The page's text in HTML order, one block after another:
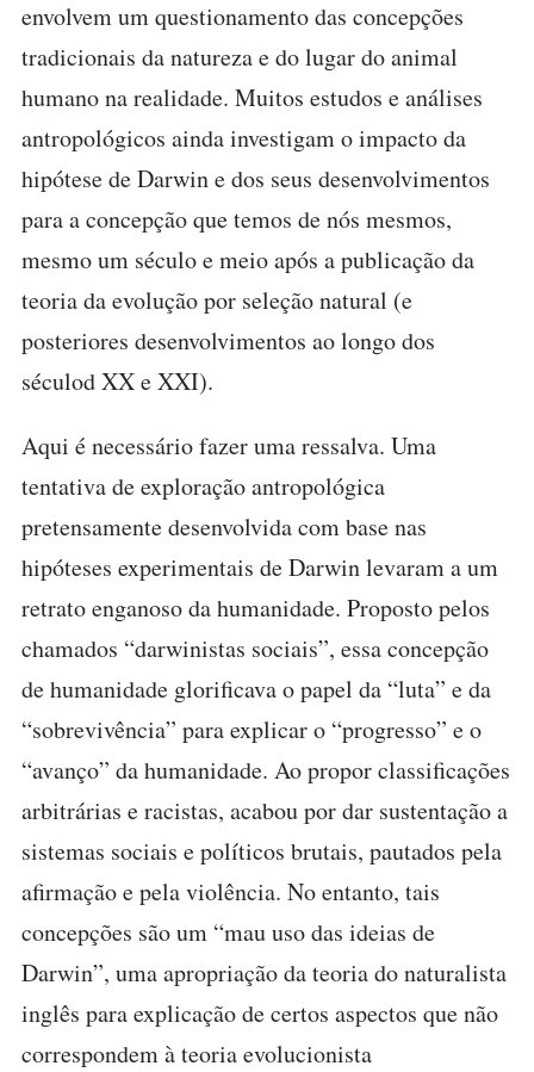
envolvem um questionamento das concepções
tradicionais da natureza e do lugar do animal
humano na realidade. Muitos estudos e análises
antropológicos ainda investigam o impacto da
hipótese de Darwin e dos seus desenvolvimentos
para a concepção que temos de nós mesmos,
mesmo um século e meio após a publicação da
teoria da evolução por seleção natural (e
posteriores desenvolvimentos ao longo dos
séculod XX e XXI).
Aqui é necessário fazer uma ressalva. Uma
tentativa de exploração antropológica
pretensamente desenvolvida com base nas
hipóteses experimentais de Darwin levaram a um
retrato enganoso da humanidade. Proposto pelos
chamados “darwinistas sociais”, essa concepção
de humanidade glorificava o papel da “luta” e da
“sobrevivência” para explicar o “progresso” e o
“avanço” da humanidade. Ao propor classificações
arbitrárias e racistas, acabou por dar sustentação a
sistemas sociais e políticos brutais, pautados pela
afirmação e pela violência. No entanto, tais
concepções são um “mau uso das ideias de
Darwin”, uma apropriação da teoria do naturalista
inglês para explicação de certos aspectos que não
correspondem à teoria evolucionista